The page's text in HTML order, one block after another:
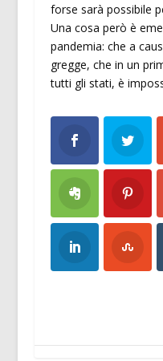
forse sarà possibile
Una cosa però è
pandemia: che a
gregge, che in un
tutti gli stati, è